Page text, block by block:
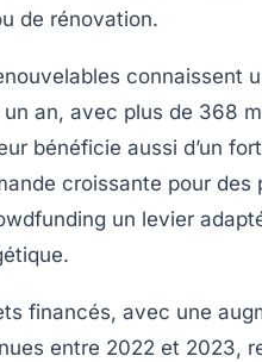
de rénovation.
connaissent
un an, avec plus de 368
bénéficie aussi d’un
croissante pour des
un levier
financés, avec une
entre 2022 et 2023,